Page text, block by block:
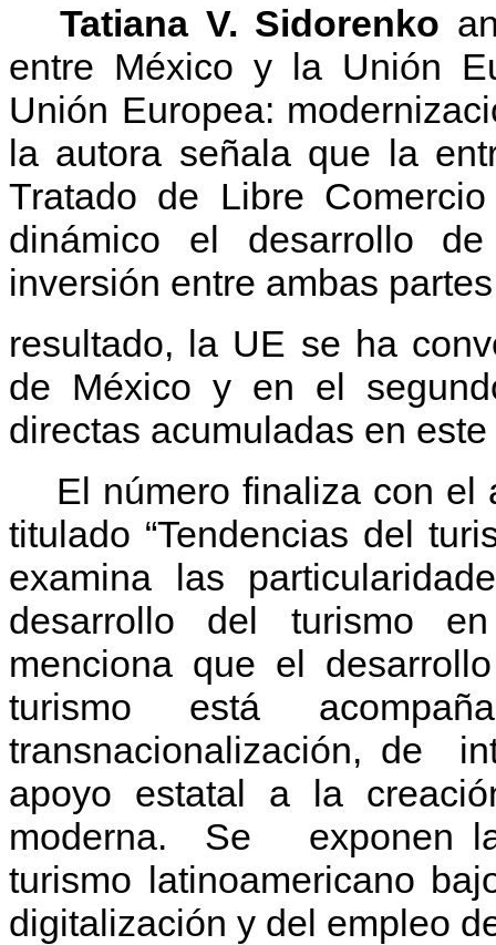
Tatiana V. Sidorenko
entre México y la Unión
Unión Europea:
la autora señala que la
Tratado de Libre
dinámico el desarrollo
inversión entre ambas
resultado, la UE se ha
de México y en el
directas acumuladas en
El número finaliza con el
titulado “Tendencias del
examina las
desarrollo del turismo
menciona que el
turismo está
transnacionalización, de
apoyo estatal a la
moderna. Se exponen
turismo latinoamericano
digitalización y del empleo